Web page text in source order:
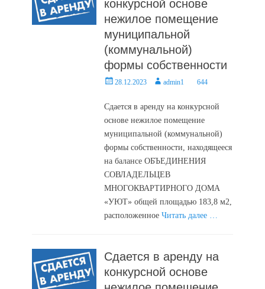
конкурсной основе
нежилое помещение
муниципальной
(коммунальной)
формы собственности
Posted28.12.2023 Authoradmin1 644
Сдается в аренду на конкурсной
основе нежилое помещение
муниципальной (коммунальной)
формы собственности, находящееся
на балансе ОБЪЕДИНЕНИЯ
СОВЛАДЕЛЬЦЕВ
МНОГОКВАРТИРНОГО ДОМА
«УЮТ» общей площадью 183,8 м2,
расположенноеЧитать далее …
Сдается в аренду на
конкурсной основе